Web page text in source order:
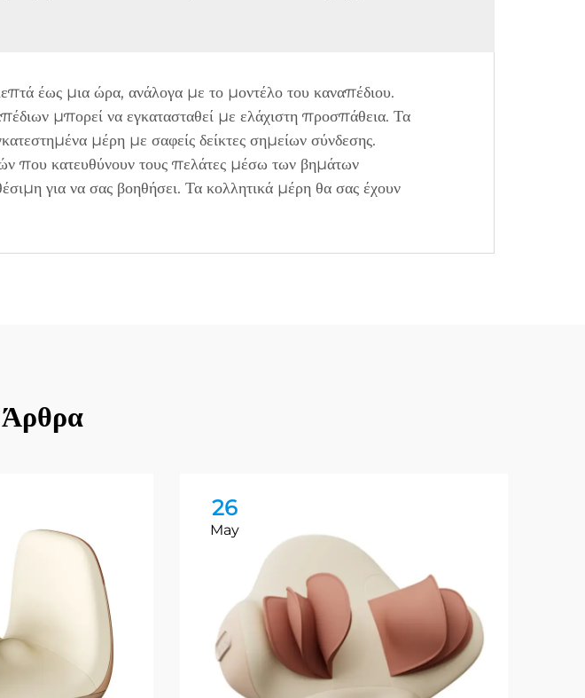
έως μια ώρα, ανάλογα με το μοντέλο του καναπέδιου.
μπορεί να εγκατασταθεί με ελάχιστη προσπάθεια. Τα
μέρη με σαφείς δείκτες σημείων σύνδεσης.
που κατευθύνουν τους πελάτες μέσω των βημάτων
για να σας βοηθήσει. Τα κολλητικά μέρη θα σας έχουν
Άρθρα
26
May